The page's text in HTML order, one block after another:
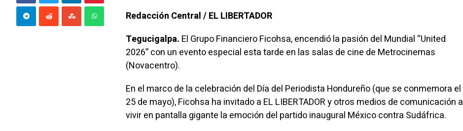
Redacción Central / EL LIBERTADOR
Tegucigalpa. El Grupo Financiero Ficohsa, encendió la pasión del Mundial “United
2026” con un evento especial esta tarde en las salas de cine de Metrocinemas
(Novacentro).
En el marco de la celebración del Día del Periodista Hondureño (que se conmemora el
25 de mayo), Ficohsa ha invitado a EL LIBERTADOR y otros medios de comunicación a
vivir en pantalla gigante la emoción del partido inaugural México contra Sudáfrica.